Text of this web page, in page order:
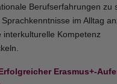
Berufserfahrungen zu
im Alltag
interkulturelle Kompetenz
Erasmus+-